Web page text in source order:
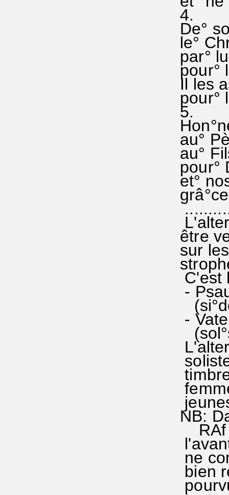
4.
De°
le°
par°
pour°
Il les
pour°
5.
au°
au°
pour°
et°
être
sur
C'est
-
-
NB:
RAf
ne
bien